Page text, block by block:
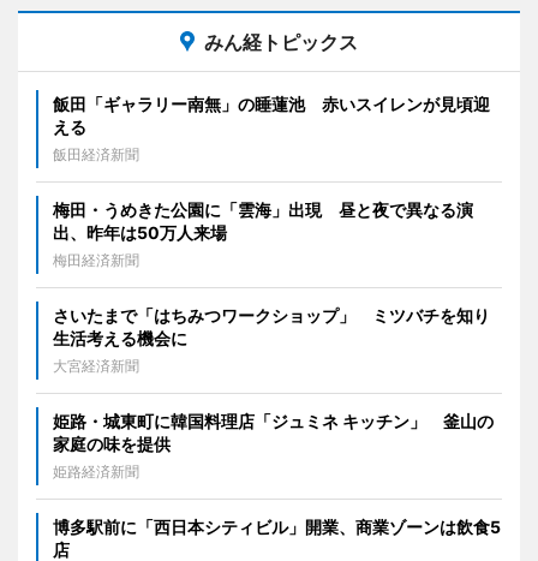
みん経トピックス
飯田「ギャラリー南無」の睡蓮池 赤いスイレンが見頃迎
える
飯田経済新聞
梅田・うめきた公園に「雲海」出現 昼と夜で異なる演
出、昨年は50万人来場
梅田経済新聞
さいたまで「はちみつワークショップ」 ミツバチを知り
生活考える機会に
大宮経済新聞
姫路・城東町に韓国料理店「ジュミネ キッチン」 釜山の
家庭の味を提供
姫路経済新聞
博多駅前に「西日本シティビル」開業、商業ゾーンは飲食5
店